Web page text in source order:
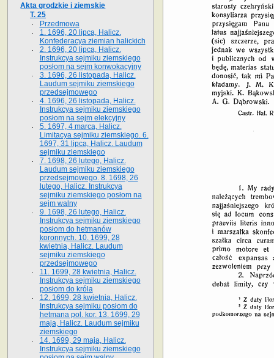
Akta grodzkie i ziemskie
T. 25
Przedmowa
1. 1696, 20 lipca, Halicz.
Konfederacya ziemian halickich
2. 1696, 20 lipca, Halicz.
Instrukcya sejmiku ziemskiego
posłom na sejm konwokacyjny
3. 1696, 26 listopada, Halicz.
Laudum sejmiku ziemskiego
przedsejmowego
4. 1696, 26 listopada, Halicz.
Instrukcya sejmiku ziemskiego
posłom na sejm elekcyjny
5. 1697, 4 marca, Halicz.
Limitacya sejmiku ziemskiego. 6.
1697, 31 lipca, Halicz. Laudum
sejmiku ziemskiego
7. 1698, 26 lutego, Halicz.
Laudum sejmiku ziemskiego
przedsejmowego. 8. 1698, 26
lutego, Halicz. Instrukcya
sejmiku ziemskiego posłom na
sejm walny
9. 1698, 26 lutego, Halicz.
Instrukcya sejmiku ziemskiego
posłom do hetmanów
koronnych. 10. 1699, 28
kwietnia, Halicz. Laudum
sejmiku ziemskiego
przedsejmowego
11. 1699, 28 kwietnia, Halicz.
Instrukcya sejmiku ziemskiego
posłom do króla
12. 1699, 28 kwietnia, Halicz.
Instrukcya sejmiku posłom do
hetmana pol. kor. 13. 1699, 29
maja, Halicz. Laudum sejmiku
ziemskiego
14. 1699, 29 maja, Halicz.
Instrukcya sejmiku ziemskiego